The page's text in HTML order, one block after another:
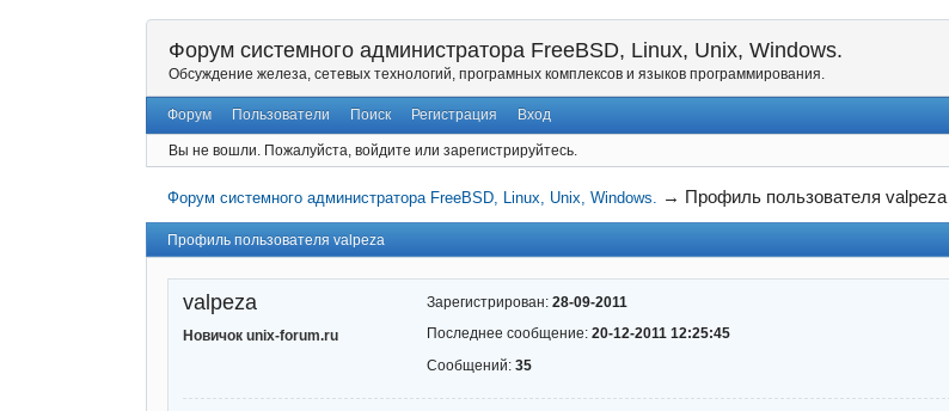
Форум системного администратора FreeBSD, Linux, Unix, Windows.
Обсуждение железа, сетевых технологий, програмных комплексов и языков программирования.
Форум Пользователи Поиск Регистрация Вход
Вы не вошли. Пожалуйста, войдите или зарегистрируйтесь.
Форум системного администратора FreeBSD, Linux, Unix, Windows. → Профиль пользователя valpeza
Профиль пользователя valpeza
valpeza
Новичок unix-forum.ru
Зарегистрирован: 28-09-2011
Последнее сообщение: 20-12-2011 12:25:45
Сообщений: 35